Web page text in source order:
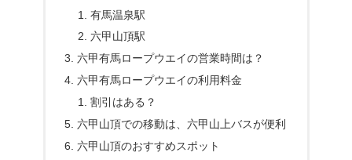
有馬温泉駅
六甲山頂駅
六甲有馬ロープウエイの営業時間は？
六甲有馬ロープウエイの利用料金
割引はある？
六甲山頂での移動は、六甲山上バスが便利
六甲山頂のおすすめスポット